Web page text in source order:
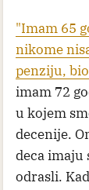
"Imam 65
nikome
penziju,
imam 72
u kojem
decenije.
deca imaju
odrasli.